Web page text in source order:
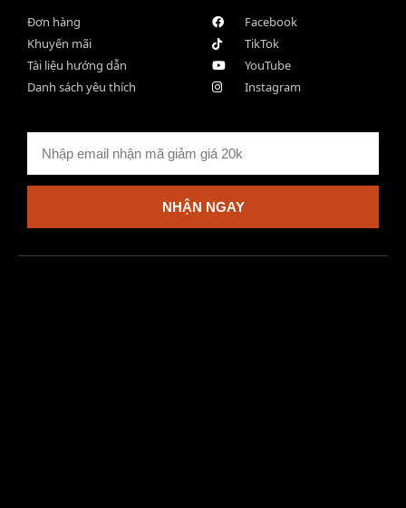
Đơn hàng
Khuyến mãi
Tài liệu hướng dẫn
Danh sách yêu thích
Facebook
TikTok
YouTube
Instagram
NHẬN NGAY